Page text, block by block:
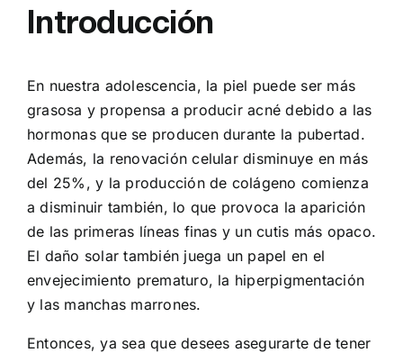
Introducción
En nuestra adolescencia, la piel puede ser más
grasosa y propensa a producir acné debido a las
hormonas que se producen durante la pubertad.
Además, la renovación celular disminuye en más
del 25%, y la producción de colágeno comienza
a disminuir también, lo que provoca la aparición
de las primeras líneas finas y un cutis más opaco.
El daño solar también juega un papel en el
envejecimiento prematuro, la hiperpigmentación
y las manchas marrones.
Entonces, ya sea que desees asegurarte de tener